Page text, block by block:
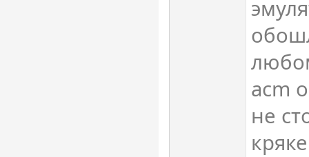
acm
не